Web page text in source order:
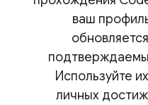
ваш
Используйте
личных